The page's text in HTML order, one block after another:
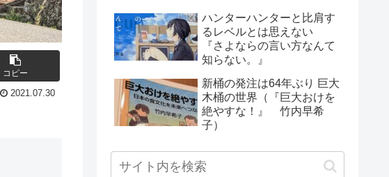
コピー
2021.07.30
ハンターハンターと比肩す
るレベルとは思えない
『さよならの言い方なんて
知らない。』
新桶の発注は64年ぶり 巨大
木桶の世界（『巨大おけを
絶やすな！』 竹内早希
子）